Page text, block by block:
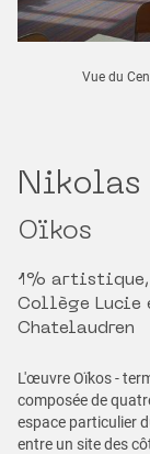
Vue du
Nikolas
Oïkos
1% artistique,
Collège Lucie
Chatelaudren
L'œuvre Oïkos -
composée de
espace particulier
entre un site des